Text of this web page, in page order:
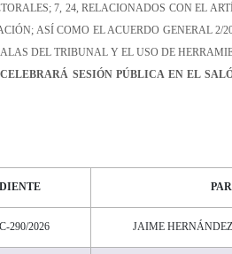
7, 24, RELACIONADOS CON EL
ASÍ COMO EL ACUERDO GENERAL
DELTRIBUNAL Y EL USO DE
SESIÓNPÚBLICA EN EL
290/2026 JAIME